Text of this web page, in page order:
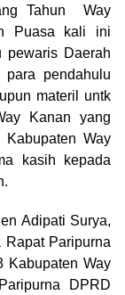
Tahun Way
Puasa kali ini
pewaris Daerah
pendahulu
materil untk
Kanan yang
Way
kasih kepada
Adipati Surya,
Rapat Paripurna
Kabupaten Way
DPRD